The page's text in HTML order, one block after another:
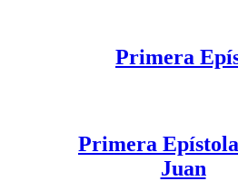
Primera
Primera
Juan